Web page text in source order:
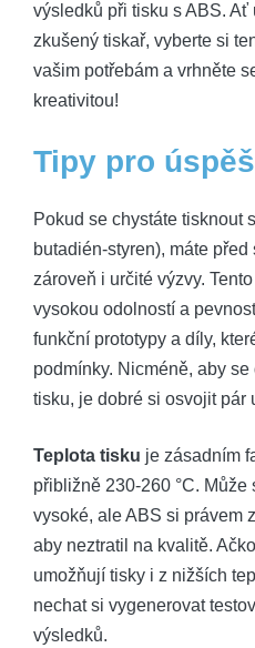
výsledků při tisku s ABS.
zkušený tiskař, vyberte si
vašim potřebám a vrhněte
kreativitou!
Tipy pro
Pokud se chystáte tisknout s
butadién-styren), máte
zároveň i určité výzvy.
vysokou odolností a
funkční prototypy a díly,
podmínky. Nicméně, aby
tisku, je dobré si osvojit pár
Teplota tisku je zásadním
přibližně 230-260 °C. Může
vysoké, ale ABS si právem
aby neztratil na kvalitě.
umožňují tisky i z nižších
nechat si vygenerovat
výsledků.